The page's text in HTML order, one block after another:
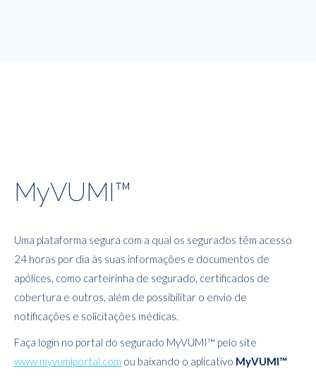
MyVUMI™
Uma plataforma segura com a qual os segurados têm acesso
24 horas por dia às suas informações e documentos de
apólices, como carteirinha de segurado, certificados de
cobertura e outros, além de possibilitar o envio de
notificações e solicitações médicas.
Faça login no portal do segurado MyVUMI™ pelo site
www.myvumiportal.com ou baixando o aplicativo MyVUMI™